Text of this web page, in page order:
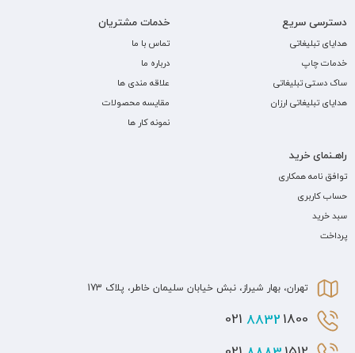
دسترسی سریع
هدایای تبلیغاتی
خدمات چاپ
ساک دستی تبلیغاتی
هدایای تبلیغاتی ارزان
خدمات مشتریان
تماس با ما
درباره ما
علاقه مندی ها
مقایسه محصولات
نمونه کار ها
راهـنمای خرید
توافق نامه همکاری
حساب کاربری
سبد خرید
پرداخت
تهران، بهار شیراز، نبش خیابان سلیمان خاطر، پلاک 173
8832 1800 021